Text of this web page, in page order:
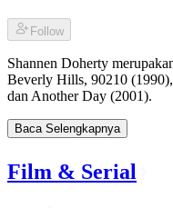
Follow
Shannen Doherty
Beverly Hills, 90210
dan Another Day (2001).
Baca Selengkapnya
Film & Serial